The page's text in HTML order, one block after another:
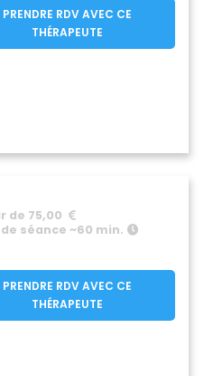
PRENDRE RDV AVEC CE
THÉRAPEUTE
de 75,00
séance ~60 min.
PRENDRE RDV AVEC CE
THÉRAPEUTE